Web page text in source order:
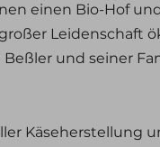
einen Bio-Hof
Leidenschaft
Beßler und seiner
Käseherstellung